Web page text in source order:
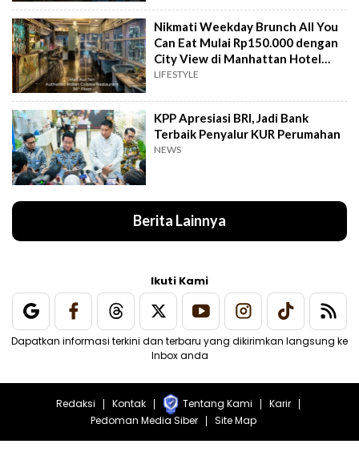
Nikmati Weekday Brunch All You
Can Eat Mulai Rp150.000 dengan
City View di Manhattan Hotel
Jakarta
LIFESTYLE
KPP Apresiasi BRI, Jadi Bank
Terbaik Penyalur KUR Perumahan
NEWS
Berita Lainnya
Ikuti Kami
Dapatkan informasi terkini dan terbaru yang dikirimkan langsung ke
Inbox anda
Redaksi Kontak Tentang Kami
Karir
Pedoman Media Siber
Site Map